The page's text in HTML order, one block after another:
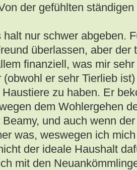
der gefühlten
nur schwer abgeben.
überlassen, aber
finanziell, was mir
er sehr Tierlieb
zu haben. Er
dem Wohlergehen
und auch wenn
was, weswegen ich
der ideale Haushalt
mit den